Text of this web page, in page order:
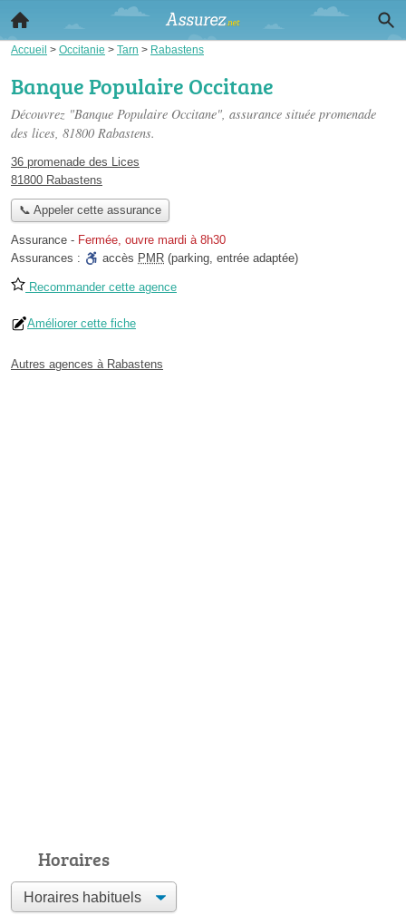
Accueil > Occitanie > Tarn > Rabastens
Banque Populaire Occitane
Découvrez "Banque Populaire Occitane", assurance située promenade
des lices, 81800 Rabastens.
36 promenade des Lices
81800 Rabastens
📞 Appeler cette assurance
Assurance - Fermée, ouvre mardi à 8h30
Assurances :
accès PMR (parking, entrée adaptée)
Recommander cette agence
Améliorer cette fiche
Autres agences à Rabastens
Horaires